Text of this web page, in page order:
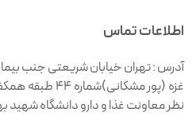
اطلاعات تماس
آدرس :تهران خیابان شریعتی جنب
غزه (پور
نظر معاونت غذا و دارو دانشگاه شهید